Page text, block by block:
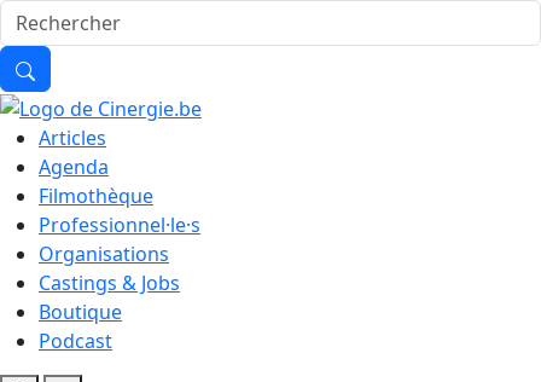
Articles
Agenda
Filmothèque
Professionnel·le·s
Organisations
Castings & Jobs
Boutique
Podcast